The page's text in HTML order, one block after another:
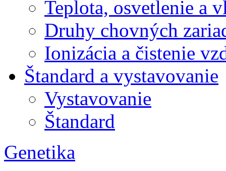
Teplota, osvetlenie a
Druhy chovných
Ionizácia a čistenie
Štandard a vystavovanie
Vystavovanie
Štandard
Genetika